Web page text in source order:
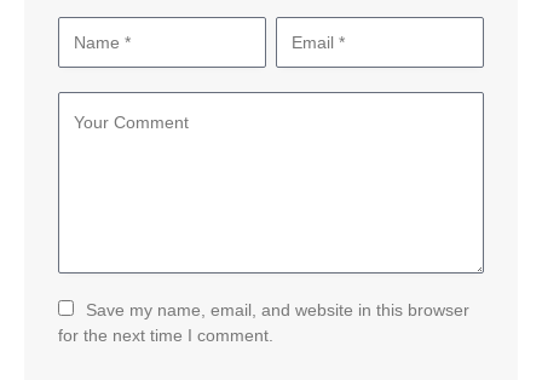
Save my name, email, and website in this browser
for the next time I comment.